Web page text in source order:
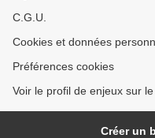
C.G.U.
Cookies et données
Préférences cookies
Voir le profil de enjeux sur
Créer un